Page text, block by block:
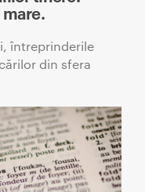
întreprinderile
din sfera